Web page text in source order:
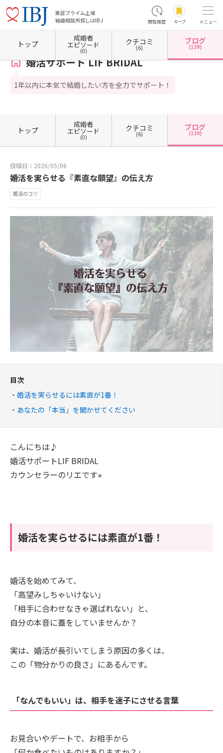
東証プライム上場
結婚相談所探しはIBJ
閲覧履歴 キープ メニュー
ホーム 岐阜県の結婚相談所 岐阜県岐阜市 婚活サポート LIF BRIDAL カウンセラーブ
婚活サポート LIF BRIDAL
1年以内に本気で結婚したい方を全力でサポート！
トップ
成婚者
エピソード
(0)
クチコミ
(6)
ブログ
(139)
トップ
成婚者
エピソード
(0)
クチコミ
(6)
ブログ
(139)
投稿日：2026/05/06
婚活を実らせる『素直な願望』の伝え方
婚活のコツ
目次
婚活を実らせるには素直が1番！
あなたの「本当」を聞かせてください
こんにちは♪
婚活サポートLIF BRIDAL
カウンセラーのリエです⭐︎
婚活を実らせるには素直が1番！
婚活を始めてみて、
「高望みしちゃいけない」
「相手に合わせなきゃ選ばれない」と、
自分の本音に蓋をしていませんか？
実は、婚活が長引いてしまう原因の多くは、
この「物分かりの良さ」にあるんです。
「なんでもいい」は、相手を迷子にさせる言葉
お見合いやデートで、お相手から